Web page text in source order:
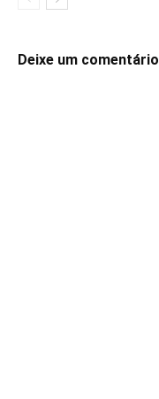
Deixe um comentário